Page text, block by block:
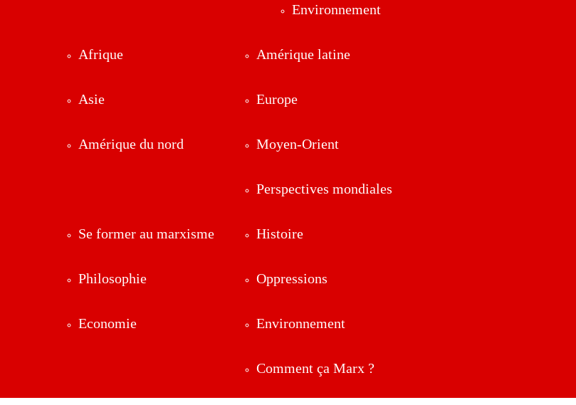
Environnement
Afrique
Asie
Amérique du nord
Amérique latine
Europe
Moyen-Orient
Perspectives mondiales
Se former au marxisme
Philosophie
Economie
Histoire
Oppressions
Environnement
Comment ça Marx ?